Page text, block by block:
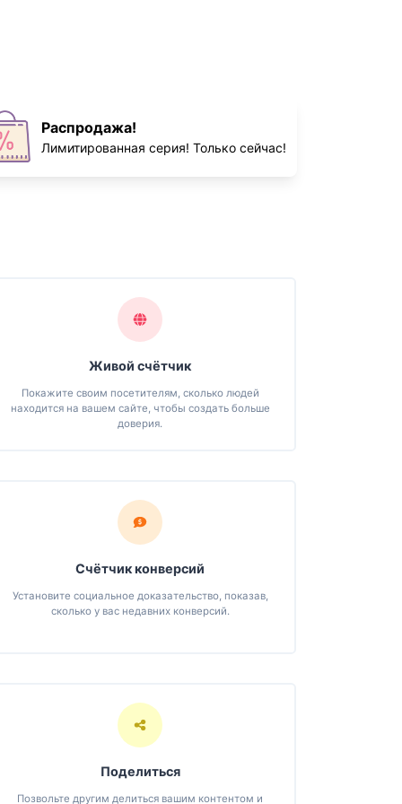
Распродажа!
Лимитированная серия! Только сейчас!
Живой счётчик
Покажите своим посетителям, сколько людей
находится на вашем сайте, чтобы создать больше
доверия.
Счётчик конверсий
Установите социальное доказательство, показав,
сколько у вас недавних конверсий.
Поделиться
Позвольте другим делиться вашим контентом и